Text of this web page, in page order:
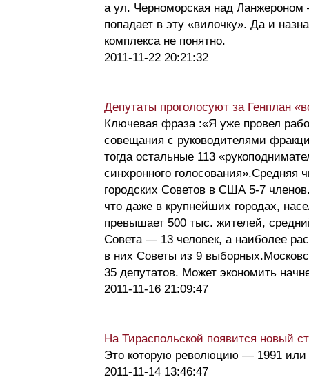
а ул. Черноморская над Ланжероном
попадает в эту «вилочку». Да и
комплекса не понятно.
2011-11-22 20:21:32
Депутаты проголосуют за Генплан
Ключевая фраза :«Я уже провел
совещания с руководителями
тогда остальные 113
синхронного голосования».Средняя
городских Советов в США 5-7
что даже в крупнейших городах,
превышает 500 тыс. жителей,
Совета — 13 человек, а наиболее
в них Советы из 9
35 депутатов. Может экономить
2011-11-16 21:09:47
На Тираспольской появится новый
Это которую революцию — 1991 или
2011-11-14 13:46:47